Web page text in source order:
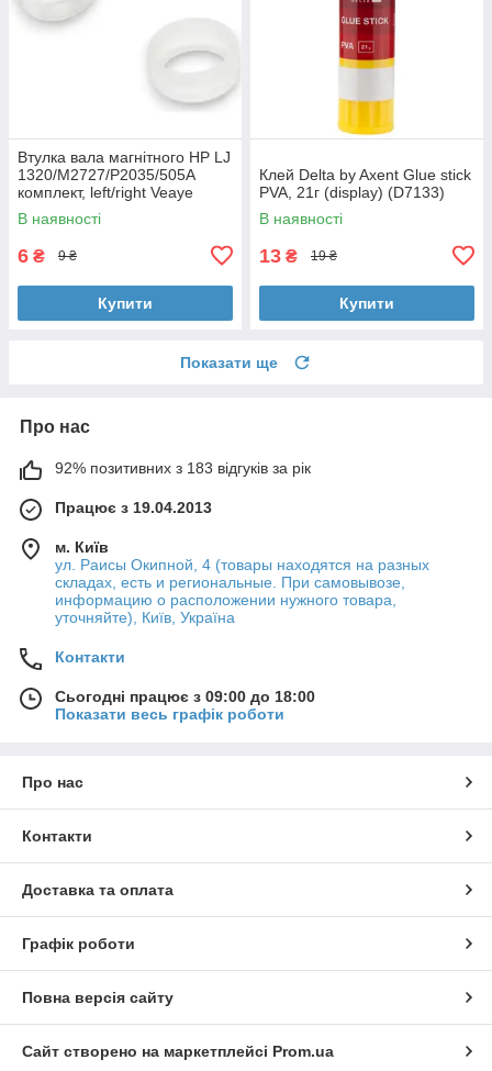
Втулка вала магнітного HP LJ
1320/M2727/P2035/505A
комплект, left/right Veaye
(BSHMR-505U-VE)
В наявності
6 ₴ 9 ₴
Купити
Клей Delta by Axent Glue stick
PVA, 21г (display) (D7133)
В наявності
13 ₴ 19 ₴
Купити
Показати ще
Про нас
92% позитивних з 183 відгуків за рік
Працює з 19.04.2013
м. Київ
ул. Раисы Окипной, 4 (товары находятся на разных
складах, есть и региональные. При самовывозе,
информацию о расположении нужного товара,
уточняйте), Київ, Україна
Контакти
Сьогодні працює з 09:00 до 18:00
Показати весь графік роботи
Про нас
Контакти
Доставка та оплата
Графік роботи
Повна версія сайту
Сайт створено на маркетплейсі Prom.ua